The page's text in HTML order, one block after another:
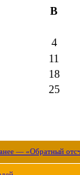
В
4
11
18
25
— «Обратный